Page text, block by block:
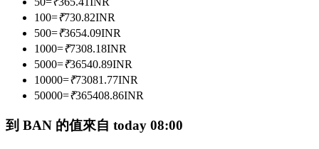
成為跟單交易員
坐享盈利分成和跟單分傭
100=₹730.82INR
500=₹3654.09INR
1000=₹7308.18INR
5000=₹36540.89INR
10000=₹73081.77INR
50000=₹365408.86INR
到 BAN 的值來自 today 08:00